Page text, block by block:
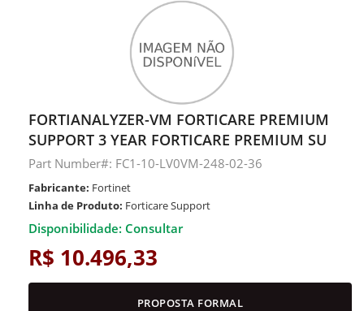
FORTIANALYZER-VM FORTICARE PREMIUM
SUPPORT 3 YEAR FORTICARE PREMIUM SU
Part Number#: FC1-10-LV0VM-248-02-36
Fabricante: Fortinet
Linha de Produto: Forticare Support
Disponibilidade: Consultar
R$ 10.496,33
PROPOSTA FORMAL